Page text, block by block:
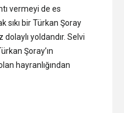
vermeyi de es
sıkı bir Türkan Şoray
dolaylı yoldandır. Selvi
Şoray’ın
hayranlığından